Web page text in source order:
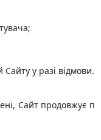
у разі відмови.
Сайт продовжує п